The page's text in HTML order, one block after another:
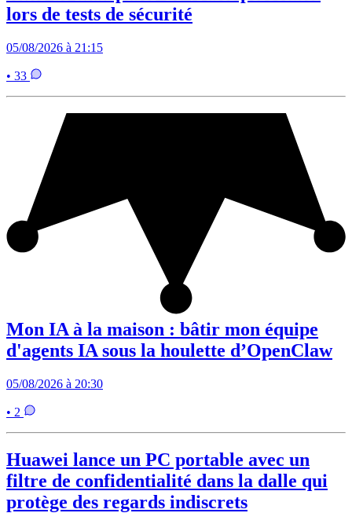
lors de tests de sécurité
05/08/2026 à 21:15
• 33
Mon IA à la maison : bâtir mon équipe
d'agents IA sous la houlette d’OpenClaw
05/08/2026 à 20:30
• 2
Huawei lance un PC portable avec un
filtre de confidentialité dans la dalle qui
protège des regards indiscrets